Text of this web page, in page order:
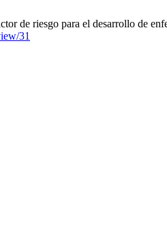
de riesgo para el desarrollo de
31